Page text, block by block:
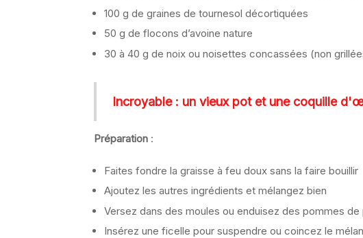
100 g de graines de tournesol décortiquées
50 g de flocons d’avoine nature
30 à 40 g de noix ou noisettes concassées (non
Incroyable : un vieux pot et une coquille
Préparation :
Faites fondre la graisse à feu doux sans la faire bouillir
Ajoutez les autres ingrédients et mélangez bien
Versez dans des moules ou enduisez des pommes de
Insérez une ficelle pour suspendre ou coincez le